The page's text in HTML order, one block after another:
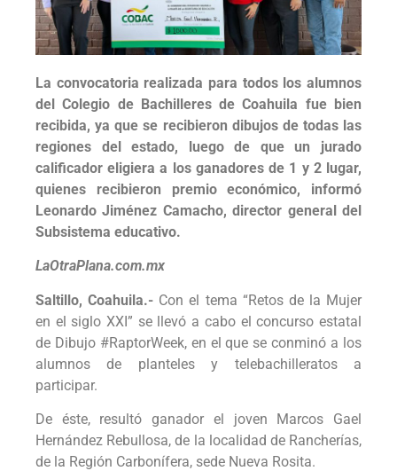
La convocatoria realizada para todos los alumnos
del Colegio de Bachilleres de Coahuila fue bien
recibida, ya que se recibieron dibujos de todas las
regiones del estado, luego de que un jurado
calificador eligiera a los ganadores de 1 y 2 lugar,
quienes recibieron premio económico, informó
Leonardo Jiménez Camacho, director general del
Subsistema educativo.
LaOtraPlana.com.mx
Saltillo, Coahuila.- Con el tema “Retos de la Mujer
en el siglo XXI” se llevó a cabo el concurso estatal
de Dibujo #RaptorWeek, en el que se conminó a los
alumnos de planteles y telebachilleratos a
participar.
De éste, resultó ganador el joven Marcos Gael
Hernández Rebullosa, de la localidad de Rancherías,
de la Región Carbonífera, sede Nueva Rosita.